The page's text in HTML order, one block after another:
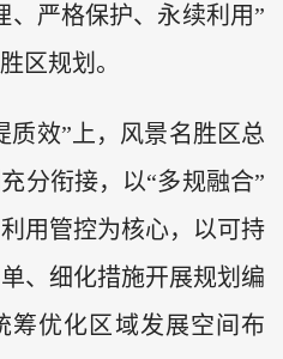
、严格保护、永续利用”
区规划。
质效”上，风景名胜区总
分衔接，以“多规融合”
用管控为核心，以可持
、细化措施开展规划编
筹优化区域发展空间布